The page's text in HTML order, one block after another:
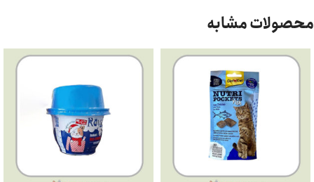
محصولات مشابه